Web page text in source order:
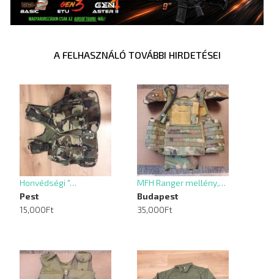
A FELHASZNÁLÓ TOVÁBBI HIRDETÉSEI
Honvédségi "…
Pest
15,000Ft
MFH Ranger mellény,…
Budapest
35,000Ft